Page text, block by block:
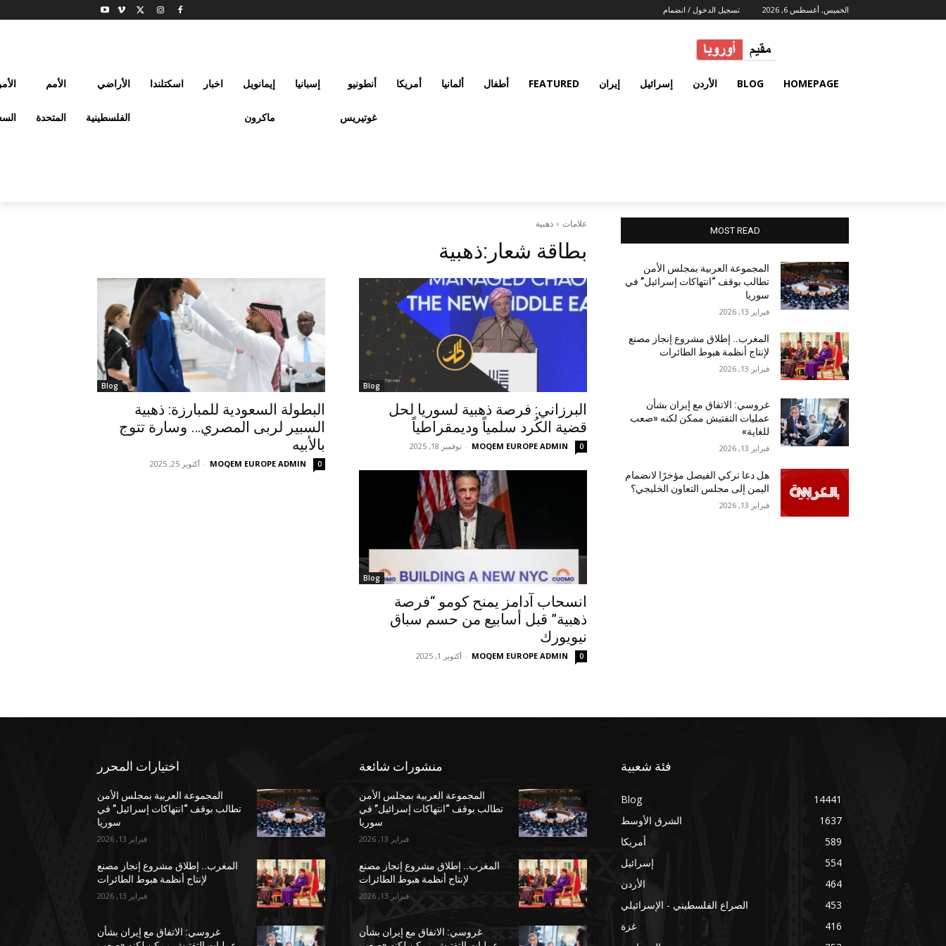
الخميس, أغسطس 6, 2026 تسجيل الدخول / انضمام
HOMEPAGE
BLOG الأردن إسرائيل إيران FEATURED أطفال ألمانيا أمريكا أنطونيو
غوتيريس
إسبانيا إيمانويل
ماكرون
اخبار اسكتلندا الأراضي
الفلسطينية
الأمم
المتحدة
علامات ذهبية
بطاقة شعار:ذهبية
Blog
البرزاني: فرصة ذهبية لسوريا لحل
قضية الكُرد سلمياً وديمقراطياً
MOQEM EUROPE ADMIN
- نوفمبر 18, 2025 0
Blog
البطولة السعودية للمبارزة: ذهبية
السبير لربى المصري… وسارة تتوج
بالأبيه
MOQEM EUROPE ADMIN
- أكتوبر 25, 2025 0
Blog
انسحاب آدامز يمنح كومو “فرصة
ذهبية” قبل أسابيع من حسم سباق
نيويورك
MOQEM EUROPE ADMIN
- أكتوبر 1, 2025 0
MOST READ
المجموعة العربية بمجلس الأمن
تطالب بوقف “انتهاكات إسرائيل” في
سوريا
فبراير 13, 2026
المغرب.. إطلاق مشروع إنجاز مصنع
لإنتاج أنظمة هبوط الطائرات
فبراير 13, 2026
غروسي: الاتفاق مع إيران بشأن
عمليات التفتيش ممكن لكنه «صعب
للغاية»
فبراير 13, 2026
هل دعا تركي الفيصل مؤخرًا لانضمام
اليمن إلى مجلس التعاون الخليجي؟
فبراير 13, 2026
اختيارات المحرر
المجموعة العربية بمجلس الأمن
تطالب بوقف “انتهاكات إسرائيل” في
سوريا
فبراير 13, 2026
المغرب.. إطلاق مشروع إنجاز مصنع
لإنتاج أنظمة هبوط الطائرات
فبراير 13, 2026
غروسي: الاتفاق مع إيران بشأن
منشورات شائعة
المجموعة العربية بمجلس الأمن
تطالب بوقف “انتهاكات إسرائيل” في
سوريا
فبراير 13, 2026
المغرب.. إطلاق مشروع إنجاز مصنع
لإنتاج أنظمة هبوط الطائرات
فبراير 13, 2026
غروسي: الاتفاق مع إيران بشأن
فئة شعبية
Blog
14441
الشرق الأوسط
1637
أمريكا
589
إسرائيل
554
الأردن
464
الصراع الفلسطيني - الإسرائيلي
453
غزة
416